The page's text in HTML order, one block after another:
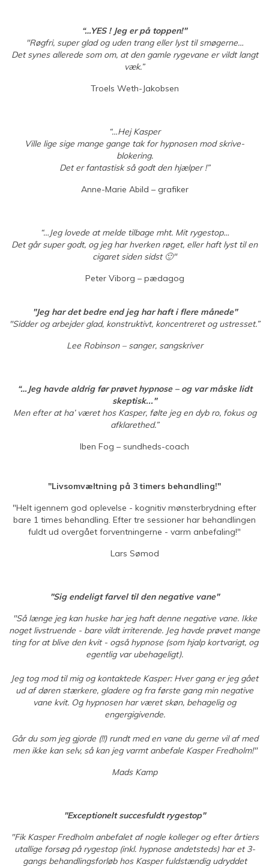
“…YES ! Jeg er på toppen!"
"Røgfri, super glad og uden trang eller lyst til smøgerne…
Det synes allerede som om, at den gamle rygevane er vildt langt
væk.”
Troels Weth-Jakobsen
“…Hej Kasper
Ville lige sige mange gange tak for hypnosen mod skrive-
blokering.
Det er fantastisk så godt den hjælper !”
Anne-Marie Abild – grafiker
“…Jeg lovede at melde tilbage mht. Mit rygestop…
Det går super godt, og jeg har hverken røget, eller haft lyst til en
cigaret siden sidst 🙂"
Peter Viborg – pædagog
"Jeg har det bedre end jeg har haft i flere månede"
"Sidder og arbejder glad, konstruktivt, koncentreret og ustresset.”
Lee Robinson – sanger, sangskriver
“…Jeg havde aldrig før prøvet hypnose – og var måske lidt
skeptisk..."
Men efter at ha’ været hos Kasper, følte jeg en dyb ro, fokus og
afklarethed.”
Iben Fog – sundheds-coach
"Livsomvæltning på 3 timers behandling!"
"Helt igennem god oplevelse - kognitiv mønsterbrydning efter
bare 1 times behandling. Efter tre sessioner har behandlingen
fuldt ud overgået forventningerne - varm anbefaling!"
Lars Sømod
"Sig endeligt farvel til den negative vane"
"Så længe jeg kan huske har jeg haft denne negative vane. Ikke
noget livstruende - bare vildt irriterende. Jeg havde prøvet mange
ting for at blive den kvit - også hypnose (som hjalp kortvarigt, og
egentlig var ubehageligt).
Jeg tog mod til mig og kontaktede Kasper: Hver gang er jeg gået
ud af døren stærkere, gladere og fra første gang min negative
vane kvit. Og hypnosen har været skøn, behagelig og
engergigivende.
Går du som jeg gjorde (!!) rundt med en vane du gerne vil af med
men ikke kan selv, så kan jeg varmt anbefale Kasper Fredholm!"
Mads Kamp
"Exceptionelt succesfuldt rygestop"
"Fik Kasper Fredholm anbefalet af nogle kolleger og efter årtiers
utallige forsøg på rygestop (inkl. hypnose andetsteds) har et 3-
gangs behandlingsforløb hos Kasper fuldstændig udryddet